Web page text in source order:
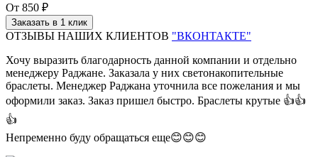
От 850 ₽
Заказать в 1 клик
ОТЗЫВЫ НАШИХ КЛИЕНТОВ "ВКОНТАКТЕ"
Хочу выразить благодарность данной компании и отдельно
менеджеру Раджане. Заказала у них светонакопительные
браслеты. Менеджер Раджана уточнила все пожелания и мы
оформили заказ. Заказ пришел быстро. Браслеты крутые 👍👍
👍
Непременно буду обращаться еще😊😊😊